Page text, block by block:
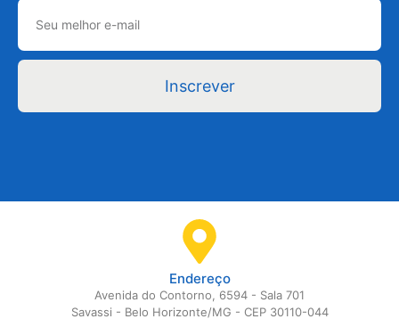
Inscrever
Endereço
Avenida do Contorno, 6594 - Sala 701
Savassi - Belo Horizonte/MG - CEP 30110-044